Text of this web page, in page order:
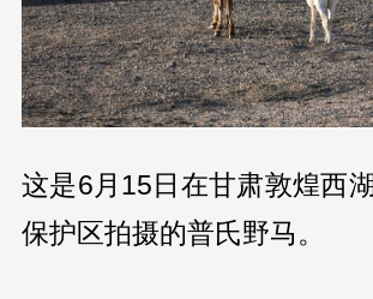
这是6月15日在甘肃敦煌西
保护区拍摄的普氏野马。